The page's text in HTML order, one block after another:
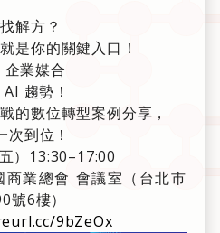
解方？
是你的關鍵入口！
業媒合
趨勢！
的數位轉型案例分享，
到位！
）13:30–17:00
商業總會 會議室（台北市
號6樓）
9bZeOx